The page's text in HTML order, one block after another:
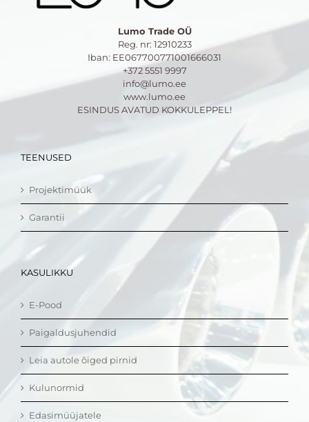
Lumo Trade OÜ
Reg. nr: 12910233
Iban: EE067700771001666031
+372 5551 9997
info@lumo.ee
www.lumo.ee
ESINDUS AVATUD KOKKULEPPEL!
TEENUSED
Projektimüük
Garantii
KASULIKKU
E-Pood
Paigaldusjuhendid
Leia autole õiged pirnid
Kulunormid
Edasimüüjatele